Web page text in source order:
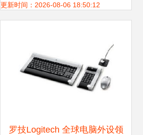
更新时间：2026-08-06 18:50:12
罗技Logitech 全球电脑外设领